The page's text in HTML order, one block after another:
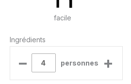
facile
Ingrédients
– personnes +